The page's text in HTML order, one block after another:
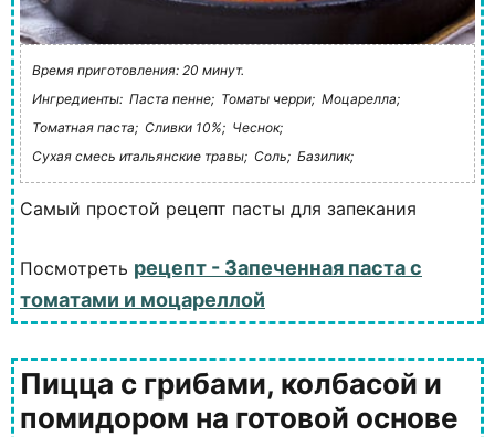
Время приготовления: 20 минут.
Ингредиенты: Паста пенне; Томаты черри; Моцарелла;
Томатная паста; Сливки 10%; Чеснок;
Сухая смесь итальянские травы; Соль; Базилик;
Самый простой рецепт пасты для запекания
Посмотреть рецепт - Запеченная паста с
томатами и моцареллой
Пицца с грибами, колбасой и
помидором на готовой основе